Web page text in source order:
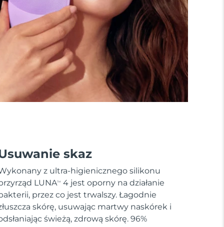
skaz
z ultra-higienicznego silikonu
LUNATM
4 jest oporny na działanie
przez co jest trwalszy. Łagodnie
skórę, usuwając martwy naskórek i
świeżą, zdrową skórę. 96%